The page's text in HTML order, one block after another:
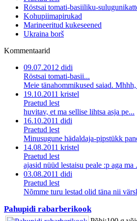
Röstsai tomati-basiiliku-
Kohupiimapirukad
Marineeritud kukeseened
Ukraina borš
Kommentaarid
09.07.2012 didi
Röstsai tomati-basii...
Meie tänahommikused saiad.
19.10.2011 kristel
Praetud lest
huvitav, et ma sellise lihtsa asja pe...
16.10.2011 didi
Praetud lest
Minusugune hädaldaja-pipstükk
14.08.2011 kristel
Praetud lest
ajasid nüüd lestaisu peale :p aga ma
03.08.2011 didi
Praetud lest
Nõmme turu lestad olid täna nii
Pahupidi rabarberikook